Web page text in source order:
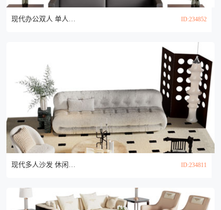
现代办公双人 单人沙发和茶几组合3d模型 ID:234852
现代多人沙发 休闲椅子 茶几组合3d模型 ID:234811